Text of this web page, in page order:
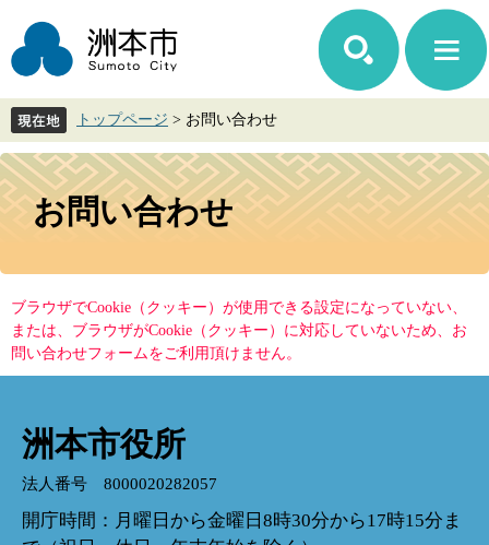
ジ
先
で
す。
ュ
を
ば
し
て
トップページ > お問い合わせ
本
文
お問い合わせ
ブラウザでCookie（クッキー）が使用できる設定になっていない、
または、ブラウザがCookie（クッキー）に対応していないため、お
問い合わせフォームをご利用頂けません。
洲本市役所
法人番号 8000020282057
開庁時間：月曜日から金曜日8時30分から17時15分ま